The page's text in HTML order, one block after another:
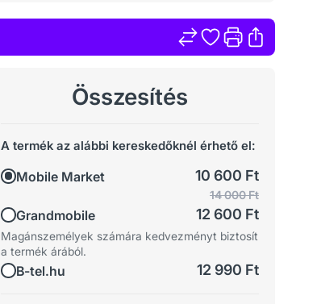
Összesítés
A termék az alábbi kereskedőknél érhető el:
Mobile Market 10 600 Ft
Grandmobile
14 000 Ft
12 600 Ft
Magánszemélyek számára kedvezményt biztosít
a termék árából.
B-tel.hu 12 990 Ft